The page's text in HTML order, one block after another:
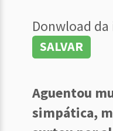
Donwload
SALVAR
Aguentou
simpática,